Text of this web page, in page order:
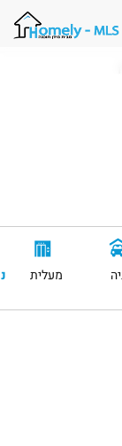
מעלית